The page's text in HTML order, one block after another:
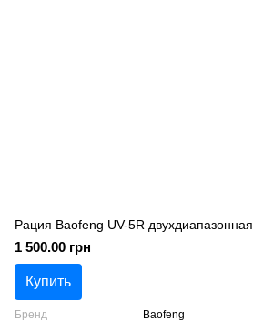
Рация Baofeng UV-5R двухдиапазонная
1 500.00 грн
Купить
Бренд
Baofeng